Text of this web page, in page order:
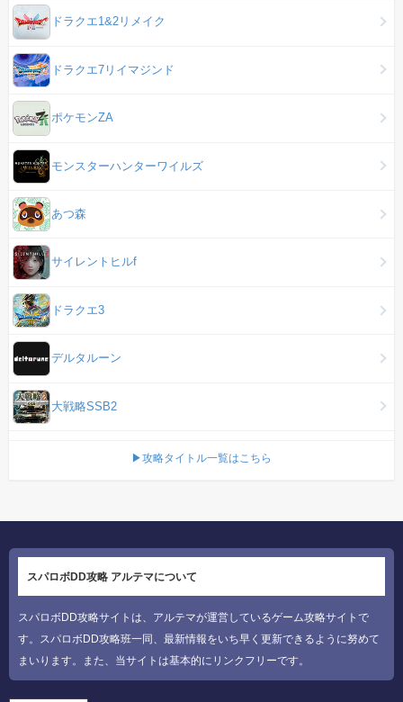
ドラクエ1&2リメイク
ドラクエ7リイマジンド
ポケモンZA
モンスターハンターワイルズ
あつ森
サイレントヒルf
ドラクエ3
デルタルーン
大戦略SSB2
▶攻略タイトル一覧はこちら
スパロボDD攻略 アルテマについて
スパロボDD攻略サイトは、アルテマが運営しているゲーム攻略サイトで
す。スパロボDD攻略班一同、最新情報をいち早く更新できるように努めて
まいります。また、当サイトは基本的にリンクフリーです。